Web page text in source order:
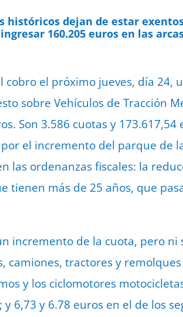
históricos dejan de estar
160.205 euros en las
el próximo jueves, día 24,
sobre Vehículos de Tracción
Son 3.586 cuotas y
el incremento del parque de
las ordenanzas fiscales: la
tienen más de 25 años, que
incremento de la cuota, pero ni
camiones, tractores y
y los ciclomotores
6,73 y 6.78 euros en el de los